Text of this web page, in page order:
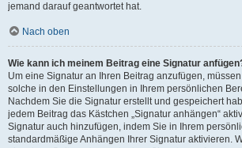
jemand darauf geantwortet hat.
Nach oben
Wie kann ich meinem Beitrag eine Signatur
Um eine Signatur an Ihren Beitrag anzufügen,
solche in den Einstellungen in Ihrem persönlichen
Nachdem Sie die Signatur erstellt und gespeichert
jedem Beitrag das Kästchen „Signatur anhängen“
Signatur auch hinzufügen, indem Sie in Ihrem
standardmäßige Anhängen Ihrer Signatur aktivieren.